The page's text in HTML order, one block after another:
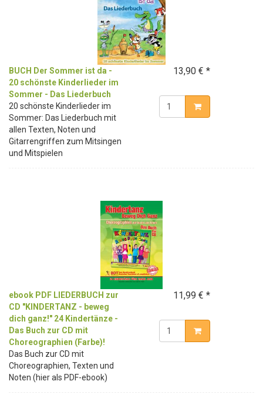
BUCH Der Sommer ist da -
20 schönste Kinderlieder im
Sommer - Das Liederbuch
20 schönste Kinderlieder im
Sommer: Das Liederbuch mit
allen Texten, Noten und
Gitarrengriffen zum Mitsingen
und Mitspielen
13,90 € *
ebook PDF LIEDERBUCH zur
CD "KINDERTANZ - beweg
dich ganz!" 24 Kindertänze -
Das Buch zur CD mit
Choreographien (Farbe)!
Das Buch zur CD mit
Choreographien, Texten und
Noten (hier als PDF-ebook)
11,99 € *